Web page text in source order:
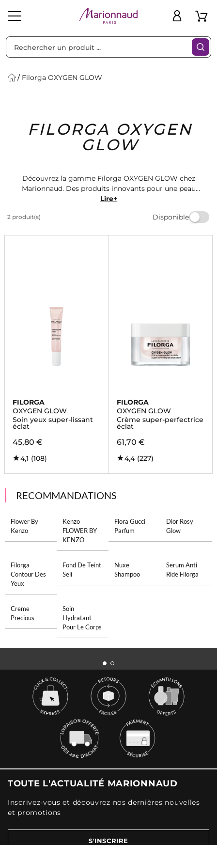
Solaire Homme Marques Idées
Cadeaux
Bons
Plans
Filorga OXYGEN GLOW
FILORGA OXYGEN
GLOW
Découvrez la gamme Filorga OXYGEN GLOW chez
Marionnaud. Des produits innovants pour une peau
éclatante et lumineuse. Retrouvez les meilleurs soins
beauté naturelle. Offrez-vous le luxe d'une peau
Lire+
2 produit(s) Disponible
Filtres
FILORGA
OXYGEN GLOW
Soin yeux super-lissant
éclat
45,80 €
4,1 (108)
FILORGA
OXYGEN GLOW
Crème super-perfectrice
éclat
61,70 €
4,4 (227)
RECOMMANDATIONS
Flower By
Kenzo
Kenzo
FLOWER BY
KENZO
Flora Gucci
Parfum
Dior Rosy
Glow
Filorga
Contour Des
Yeux
Fond De Teint
Seli
Nuxe
Shampoo
Serum Anti
Ride Filorga
Creme
Precious
Soin
Hydratant
Pour Le Corps
TOUTE L'ACTUALITÉ MARIONNAUD
Inscrivez-vous et découvrez nos dernières nouvelles
et promotions
S'INSCRIRE